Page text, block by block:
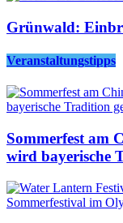
Grünwald:
Veranstaltungstipps
Sommerfest am
wird bayerische